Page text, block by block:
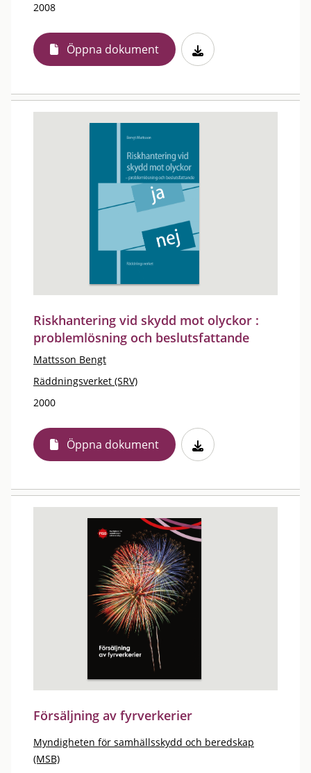
2008
Öppna dokument
Riskhantering vid skydd mot olyckor :
problemlösning och beslutsfattande
Mattsson Bengt
Räddningsverket (SRV)
2000
Öppna dokument
Försäljning av fyrverkerier
Myndigheten för samhällsskydd och beredskap
(MSB)